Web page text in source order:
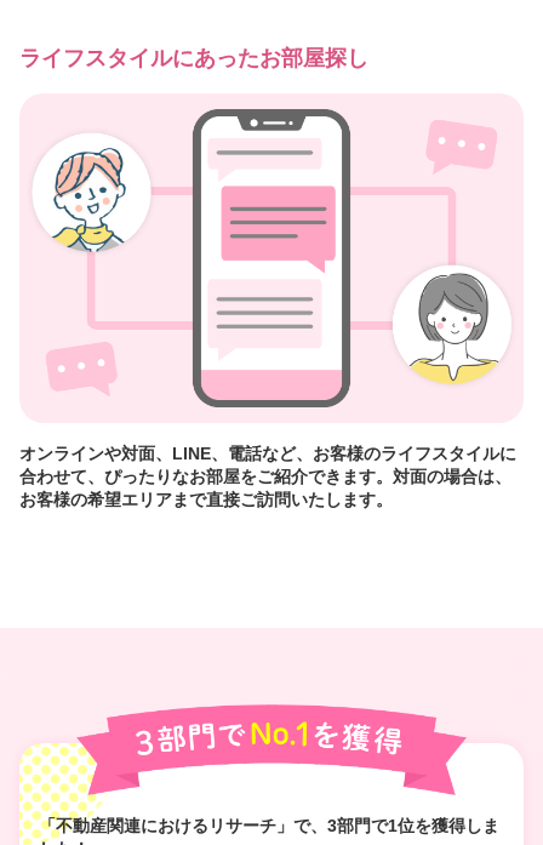
ライフスタイルにあったお部屋探し
オンラインや対面、LINE、電話など、お客様のライフスタイルに
合わせて、ぴったりなお部屋をご紹介できます。対面の場合は、
お客様の希望エリアまで直接ご訪問いたします。
「不動産関連におけるリサーチ」で、3部門で1位を獲得しま